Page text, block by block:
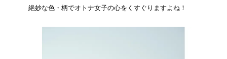
絶妙な色・柄でオトナ女子の心をくすぐりますよね！